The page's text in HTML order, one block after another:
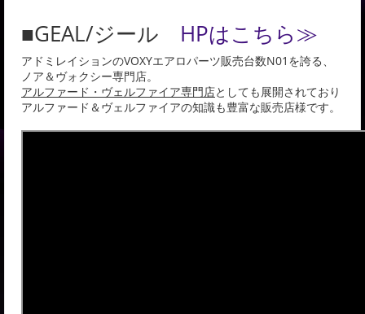
■GEAL/ジール HPはこちら≫
アドミレイションのVOXYエアロパーツ販売台数N01を誇る、
ノア＆ヴォクシー専門店。
アルファード・ヴェルファイア専門店としても展開されており
アルファード＆ヴェルファイアの知識も豊富な販売店様です。